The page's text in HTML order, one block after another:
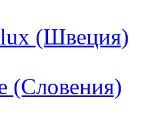
(Швеция)
(Словения)